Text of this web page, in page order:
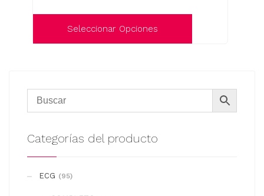
Seleccionar Opciones
múltiples
Las
pueden
Categorías del producto
ECG (95)